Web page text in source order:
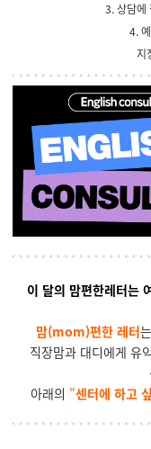
3. 상담에
4.
지
이 달의 맘편한레터는
맘(mom)편한 레터
직장맘과 대디에게 유
아래의 "센터에 하고